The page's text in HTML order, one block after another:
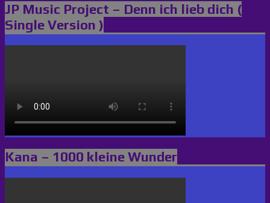
JP Music Project – Denn ich lieb dich (
Single Version )
Kana – 1000 kleine Wunder